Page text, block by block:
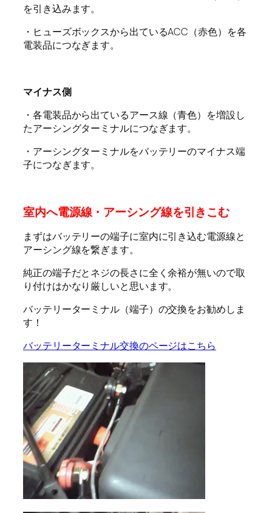
を引き込みます。
・ヒューズボックスから出ているACC（赤色）を各
電装品につなぎます。
マイナス側
・各電装品から出ているアース線（青色）を増設し
たアーシングターミナルにつなぎます。
・アーシングターミナルをバッテリーのマイナス端
子につなぎます。
室内へ電源線・アーシング線を引きこむ
まずはバッテリーの端子に室内に引き込む電源線と
アーシング線を繋ぎます。
純正の端子だとネジの長さに全く余裕が無いので取
り付けはかなり厳しいと思います。
バッテリーターミナル（端子）の交換をお勧めしま
す！
バッテリーターミナル交換のページはこちら